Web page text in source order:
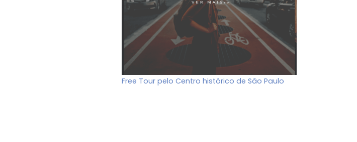
Free Tour pelo Centro histórico de São Paulo